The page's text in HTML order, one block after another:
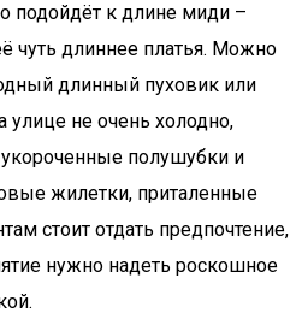
подойдёт к длине миди –
чуть длиннее платья. Можно
длинный пуховик или
улице не очень холодно,
полушубки и
жилетки, приталенные
стоит отдать предпочтение,
нужно надеть роскошное